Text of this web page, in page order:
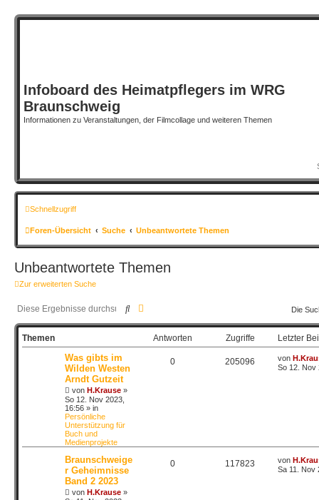
Infoboard des Heimatpflegers im WRG
Braunschweig
Informationen zu Veranstaltungen, der Filmcollage und weiteren Themen
Schnellzugriff
Foren-Übersicht Suche Unbeantwortete Themen
Unbeantwortete Themen
Zur erweiterten Suche
Suche Die
Themen Antworten Zugriffe Letzter
Was gibts im
Wilden Westen
Arndt Gutzeit
von H.Krause »
So 12. Nov 2023,
16:56 » in
Persönliche
Unterstützung für
Buch und
Medienprojekte
0 205096 von
So 12. Nov
Braunschweige
r Geheimnisse
Band 2 2023
von H.Krause »
0 117823 von
Sa 11. Nov